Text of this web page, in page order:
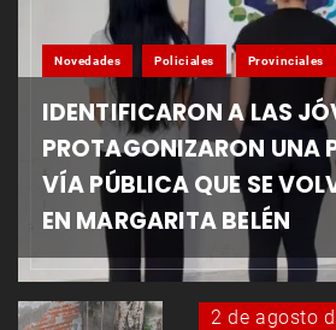
Novedades Policiales Provinciales
IDENTIFICARON A LAS
PROTAGONIZARON UNA
VÍA PÚBLICA QUE SE
EN MARGARITA BELÉN
2 de agosto